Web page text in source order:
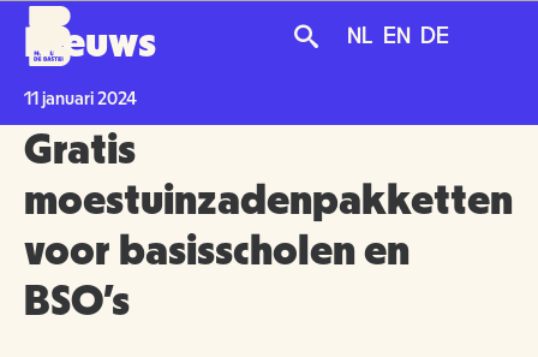
Overslaan
naar
inhoud
gaan
Skip
main
navigation
Skip
search
NL EN DE
PLAN JE BEZOEK
TICKETS
OPENINGSTIJDEN
AGENDA
GROENMAKERS
Nieuws
11 januari 2024
Gratis
moestuinzadenpakketten
voor basisscholen en
BSO’s